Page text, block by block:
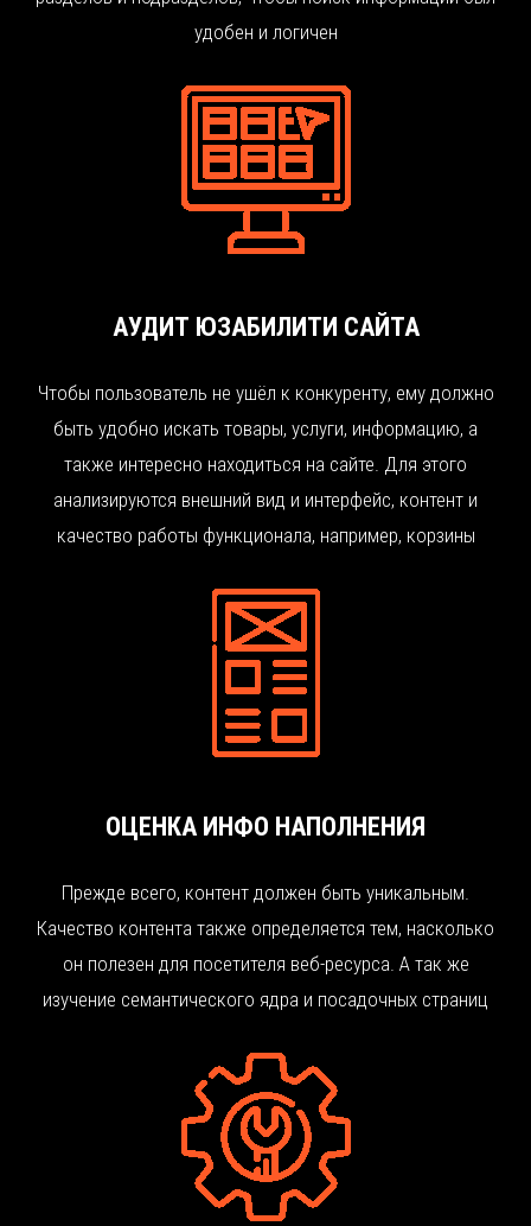
удобен и логичен
АУДИТ ЮЗАБИЛИТИ САЙТА
Чтобы пользователь не ушёл к конкуренту, ему должно
быть удобно искать товары, услуги, информацию, а
также интересно находиться на сайте. Для этого
анализируются внешний вид и интерфейс, контент и
качество работы функционала, например, корзины
ОЦЕНКА ИНФО НАПОЛНЕНИЯ
Прежде всего, контент должен быть уникальным.
Качество контента также определяется тем, насколько
он полезен для посетителя веб-ресурса. А так же
изучение семантического ядра и посадочных страниц